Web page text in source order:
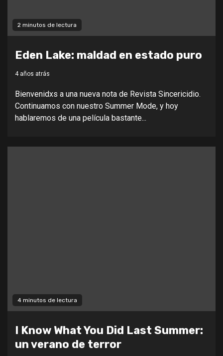
2 minutos de lectura
Eden Lake: maldad en estado puro
4 años atrás
Bienvenidxs a una nueva nota de Revista Sincericidio.
Continuamos con nuestro Summer Mode, y hoy
hablaremos de una película bastante...
4 minutos de lectura
I Know What You Did Last Summer:
un verano de terror